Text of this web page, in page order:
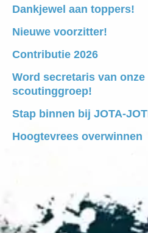
Dankjewel aan toppers!
Nieuwe voorzitter!
Contributie 2026
Word secretaris van
scoutinggroep!
Stap binnen bij JOTA-
Hoogtevrees overwinnen